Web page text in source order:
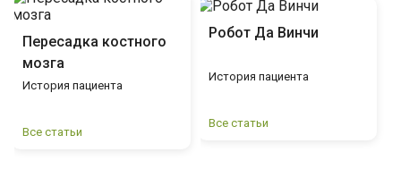
Пересадка костного
мозга
История пациента
Все статьи
Робот Да Винчи
История пациента
Все статьи